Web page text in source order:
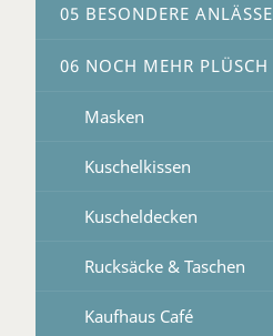
05 BESONDERE ANLÄSSE
06 NOCH MEHR PLÜSCH
Masken
Kuschelkissen
Kuscheldecken
Rucksäcke & Taschen
Kaufhaus Café